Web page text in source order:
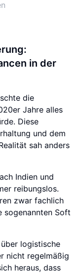
in der
die
Jahre alles
Diese
und dem
sah anders
Indien und
reibungslos.
zwar fachlich
Soft
logistische
nicht regelmäßig
heraus, dass